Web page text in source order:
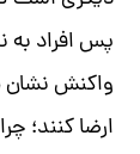
پس افراد به
واکنش نشان
ارضا کنند؛